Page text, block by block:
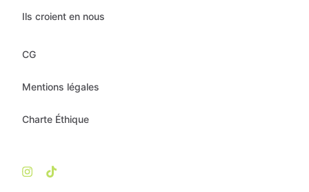
Ils croient en nous
CG
Mentions légales
Charte Éthique